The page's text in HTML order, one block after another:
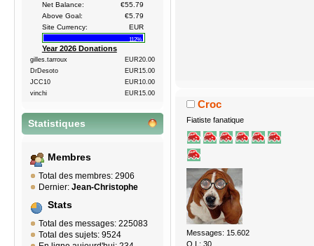
Net Balance:
€55.79
Above Goal:
€5.79
Site Currency:
EUR
112%
Year 2026 Donations
gilles.tarroux
EUR20.00
DrDesoto
EUR15.00
JCC10
EUR10.00
vinchi
EUR15.00
Statistiques
Membres
Total des membres: 2906
Dernier: Jean-Christophe
Stats
Total des messages: 225083
Total des sujets: 9524
Croc
Fiatiste fanatique
Messages: 15.602
Q.I.: 30